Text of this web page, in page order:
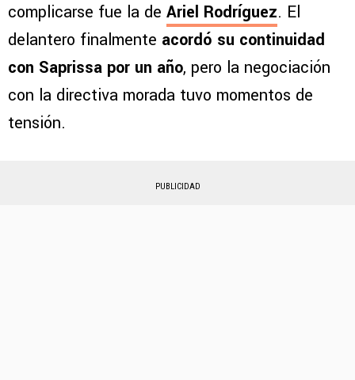
complicarse fue la de Ariel Rodríguez. El
delantero finalmente acordó su continuidad
con Saprissa por un año, pero la negociación
con la directiva morada tuvo momentos de
tensión.
PUBLICIDAD